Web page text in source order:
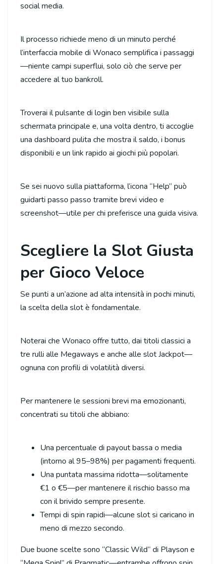
social media.
Il processo richiede meno di un minuto perché
l’interfaccia mobile di Wonaco semplifica i passaggi
—niente campi superflui, solo ciò che serve per
accedere al tuo bankroll.
Troverai il pulsante di login ben visibile sulla
schermata principale e, una volta dentro, ti accoglie
una dashboard pulita che mostra il saldo, i bonus
disponibili e un link rapido ai giochi più popolari.
Se sei nuovo sulla piattaforma, l’icona “Help” può
guidarti passo passo tramite brevi video e
screenshot—utile per chi preferisce una guida visiva.
Scegliere la Slot Giusta
per Gioco Veloce
Se punti a un’azione ad alta intensità in pochi minuti,
la scelta della slot è fondamentale.
Noterai che Wonaco offre tutto, dai titoli classici a
tre rulli alle Megaways e anche alle slot Jackpot—
ognuna con profili di volatilità diversi.
Per mantenere le sessioni brevi ma emozionanti,
concentrati su titoli che abbiano:
Una percentuale di payout bassa o media
(intorno al 95–98%) per pagamenti frequenti.
Una puntata massima ridotta—solitamente
€1 o €5—per mantenere il rischio basso ma
con il brivido sempre presente.
Tempi di spin rapidi—alcune slot si caricano in
meno di mezzo secondo.
Due buone scelte sono “Classic Wild” di Playson e